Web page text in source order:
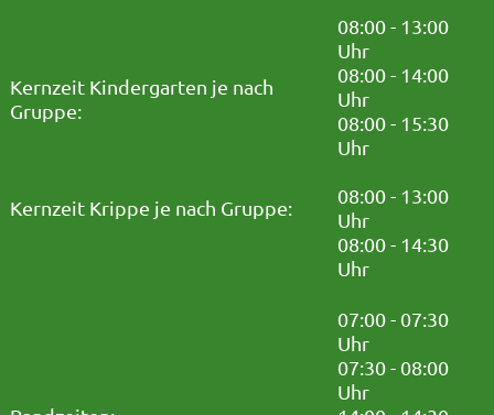
Kernzeit Kindergarten je nach
Gruppe:
Kernzeit Krippe je nach Gruppe:
08:00 - 13:00
Uhr
08:00 - 14:00
Uhr
08:00 - 15:30
Uhr
08:00 - 13:00
Uhr
08:00 - 14:30
Uhr
07:00 - 07:30
Uhr
07:30 - 08:00
Uhr